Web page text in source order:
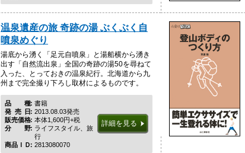
温泉遺産の旅 奇跡の湯 ぶくぶく自
噴泉めぐり
湯底から湧く「足元自噴泉」と湯船横から湧き
出す「自然流出泉」全国の奇跡の湯50を尋ねて
入った、とっておきの温泉紀行。北海道から九
州まで完全撮り下ろし取材によるものです。
品種
書籍
発売日 2013.08.03発売
販売価格 本体1,600円+税
分野ライフスタイル、旅
行
商品ＩＤ 2813080070
詳細を見る